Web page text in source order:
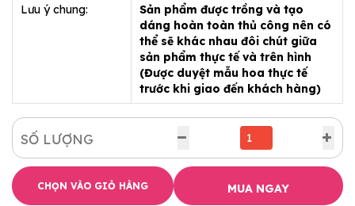
Lưu ý chung:
Sản phẩm được trồng và tạo
dáng hoàn toàn thủ công nên có
thể sẽ khác nhau đôi chút giữa
sản phẩm thực tế và trên hình
(Được duyệt mẫu hoa thực tế
trước khi giao đến khách hàng)
SỐ LƯỢNG
CHỌN VÀO GIỎ HÀNG MUA NGAY